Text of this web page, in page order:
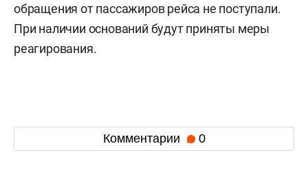
обращения от пассажиров рейса не поступали.
При наличии оснований будут приняты меры
реагирования.
Комментарии 0